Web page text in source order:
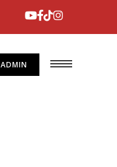
ADMIN